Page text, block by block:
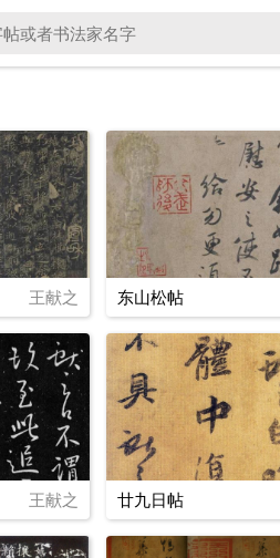
王献之 东山松帖
王献之 廿九日帖